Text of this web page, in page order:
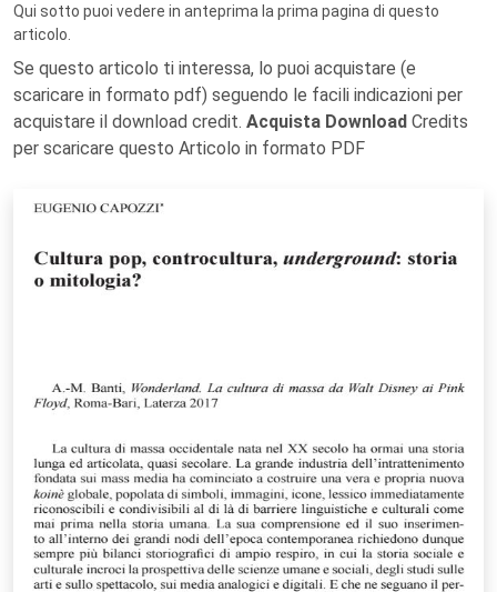
Qui sotto puoi vedere in anteprima la prima pagina di questo
articolo.
Se questo articolo ti interessa, lo puoi acquistare (e
scaricare in formato pdf) seguendo le facili indicazioni per
acquistare il download credit. Acquista Download Credits
per scaricare questo Articolo in formato PDF